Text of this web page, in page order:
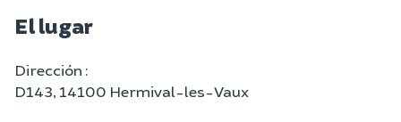
El lugar
Dirección :
D143, 14100 Hermival-les-Vaux